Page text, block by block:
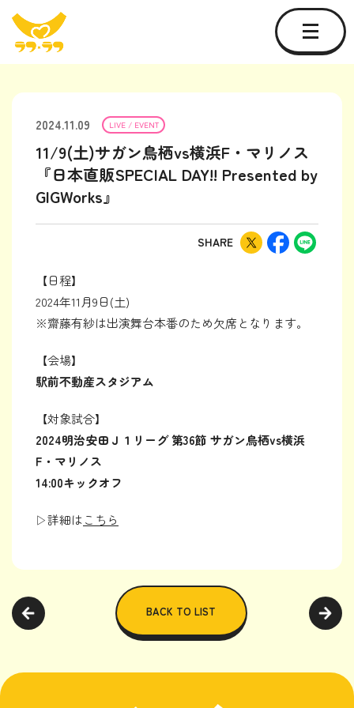
2024.11.09 LIVE / EVENT
11/9(土)サガン鳥栖vs横浜F・マリノス
『日本直販SPECIAL DAY!! Presented by
GIGWorks』
SHARE
【日程】
2024年11月9日(土)
※齋藤有紗は出演舞台本番のため欠席となります。
【会場】
駅前不動産スタジアム
【対象試合】
2024明治安田Ｊ１リーグ 第36節 サガン鳥栖vs横浜
F・マリノス
14:00キックオフ
▷詳細はこちら
BACK TO LIST